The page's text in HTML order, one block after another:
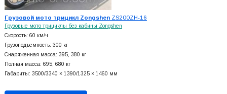
Грузовой мото трицикл ZongshenZS200ZH-16
Грузовые мото трициклы без кабины Zongshen
Скорость: 60 км/ч
Грузоподъемность: 300 кг
Снаряженная масса: 395, 380 кг
Полная масса: 695, 680 кг
Габариты: 3500/3340 × 1390/1325 × 1460 мм